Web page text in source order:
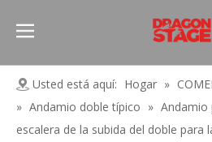
Usted está aquí: Hogar »
» Andamio doble típico » Andamio
escalera de la subida del doble para